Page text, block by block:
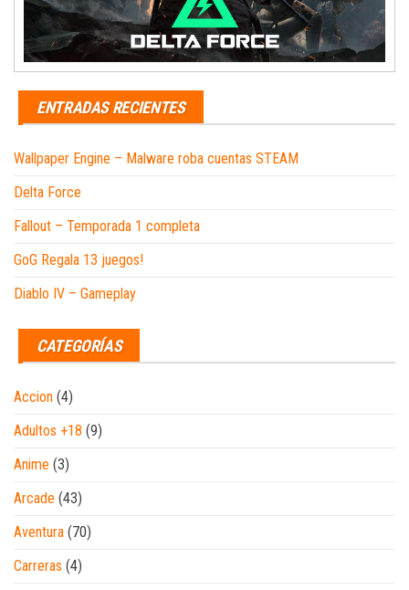
ENTRADAS RECIENTES
Wallpaper Engine – Malware roba cuentas STEAM
Delta Force
Fallout – Temporada 1 completa
GoG Regala 13 juegos!
Diablo IV – Gameplay
CATEGORÍAS
Accion (4)
Adultos +18 (9)
Anime (3)
Arcade (43)
Aventura (70)
Carreras (4)